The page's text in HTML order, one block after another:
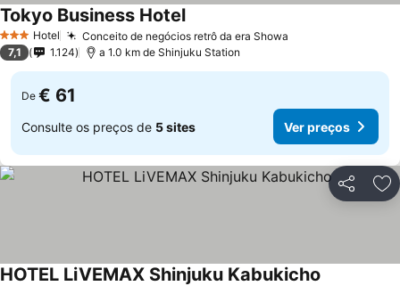
3 EstrelasHotel Conceito de negócios retrô da era Showa
Tokyo Business HotelVer preços
7,1 1.124 a 1.0 km de Shinjuku Station
De € 61
Consulte os preços de 5 sites Ver preços
Partilhar
HOTEL LiVEMAX Shinjuku Kabukicho